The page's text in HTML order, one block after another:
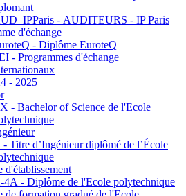
- AUDITEURS - IP Paris
d'échange
- Diplôme EuroteQ
- Programmes d'échange
- 2025
- Bachelor of Science de l'Ecole
- Titre d’Ingénieur diplômé de l’École
d'établissement
4A - Diplôme de l'Ecole polytechnique